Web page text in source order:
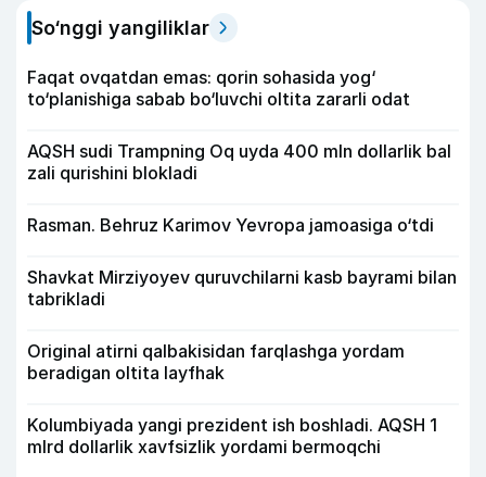
So‘nggi yangiliklar
Faqat ovqatdan emas: qorin sohasida yog‘
to‘planishiga sabab bo‘luvchi oltita zararli odat
AQSH sudi Trampning Oq uyda 400 mln dollarlik bal
zali qurishini blokladi
Rasman. Behruz Karimov Yevropa jamoasiga o‘tdi
Shavkat Mirziyoyev quruvchilarni kasb bayrami bilan
tabrikladi
Original atirni qalbakisidan farqlashga yordam
beradigan oltita layfhak
Kolumbiyada yangi prezident ish boshladi. AQSH 1
mlrd dollarlik xavfsizlik yordami bermoqchi